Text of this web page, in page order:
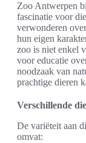
Zoo Antwerpen
fascinatie voor
verwonderen
hun eigen
zoo is niet enkel
voor educatie
noodzaak van
prachtige dieren
Verschillende
De variëteit aan
omvat: